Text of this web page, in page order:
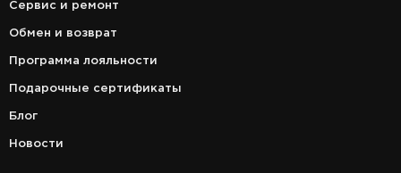
Сервис и ремонт
Обмен и возврат
Программа лояльности
Подарочные сертификаты
Блог
Новости